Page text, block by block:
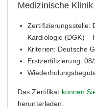
Medizinische
Zertifizierungsstelle:
Kardiologie (DGK) –
Kriterien: Deutsche
Erstzertifizierung:
Das Zertifikat können
herunterladen.